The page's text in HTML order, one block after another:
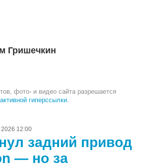
Гришечкин
фото- и видео сайта разрешается
активной гиперссылки
2026 12:00
задний привод
— но за